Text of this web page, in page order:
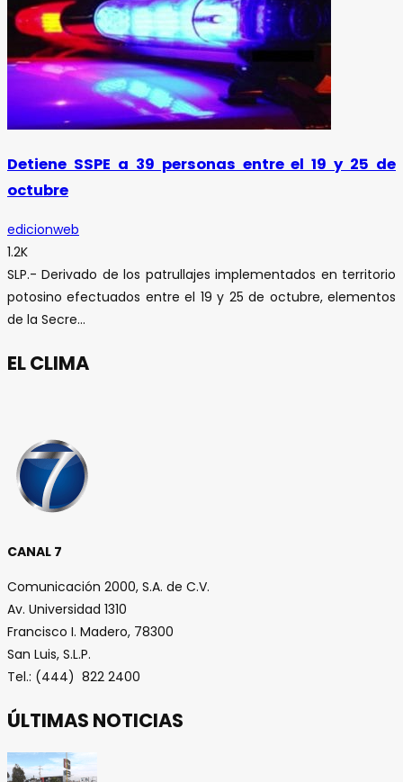
Detiene SSPE a 39 personas entre el 19 y 25 de
octubre
edicionweb
1.2K
SLP.- Derivado de los patrullajes implementados en territorio
potosino efectuados entre el 19 y 25 de octubre, elementos
de la Secre...
EL CLIMA
CANAL 7
Comunicación 2000, S.A. de C.V.
Av. Universidad 1310
Francisco I. Madero, 78300
San Luis, S.L.P.
Tel.: (444) 822 2400
ÚLTIMAS NOTICIAS